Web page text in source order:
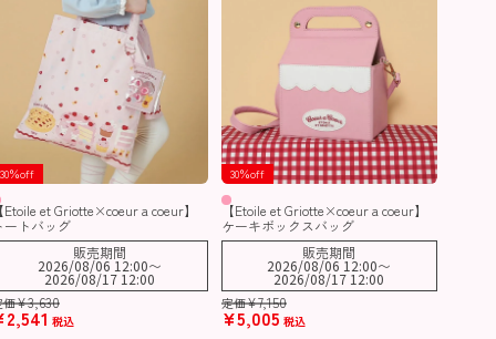
30％off
Etoile et Griotte×coeur a coeur】
ートバッグ
価¥3,630
2,541 税込
販売期間
2026/08/06 12:00〜
2026/08/17 12:00
30％off
【Etoile et Griotte×coeur a coeur】
ケーキボックスバッグ
定価¥7,150
¥5,005 税込
販売期間
2026/08/06 12:00〜
2026/08/17 12:00